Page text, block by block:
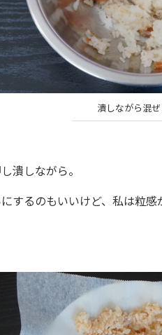
潰しながら混ぜ
潰しながら。
するのもいいけど、私は粒